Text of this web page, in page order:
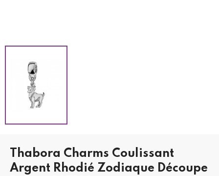
Thabora Charms Coulissant
Argent Rhodié Zodiaque Découpe